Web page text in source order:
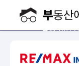
성공
국내 10만